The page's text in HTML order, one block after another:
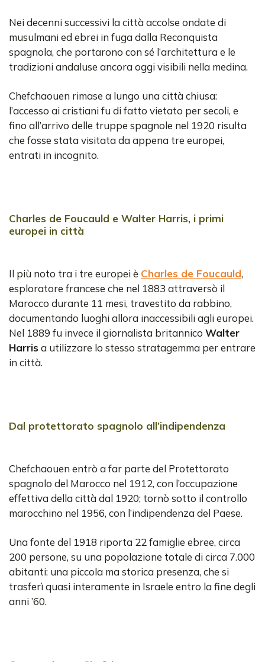
Nei decenni successivi la città accolse ondate di
musulmani ed ebrei in fuga dalla Reconquista
spagnola, che portarono con sé l’architettura e le
tradizioni andaluse ancora oggi visibili nella medina.
Chefchaouen rimase a lungo una città chiusa:
l’accesso ai cristiani fu di fatto vietato per secoli, e
fino all’arrivo delle truppe spagnole nel 1920 risulta
che fosse stata visitata da appena tre europei,
entrati in incognito.
Charles de Foucauld e Walter Harris, i primi
europei in città
Il più noto tra i tre europei è Charles de Foucauld,
esploratore francese che nel 1883 attraversò il
Marocco durante 11 mesi, travestito da rabbino,
documentando luoghi allora inaccessibili agli europei.
Nel 1889 fu invece il giornalista britannico Walter
Harris a utilizzare lo stesso stratagemma per entrare
in città.
Dal protettorato spagnolo all’indipendenza
Chefchaouen entrò a far parte del Protettorato
spagnolo del Marocco nel 1912, con l’occupazione
effettiva della città dal 1920; tornò sotto il controllo
marocchino nel 1956, con l’indipendenza del Paese.
Una fonte del 1918 riporta 22 famiglie ebree, circa
200 persone, su una popolazione totale di circa 7.000
abitanti: una piccola ma storica presenza, che si
trasferì quasi interamente in Israele entro la fine degli
anni ’60.